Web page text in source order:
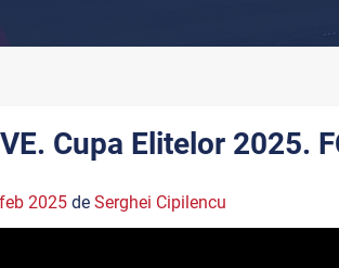
Cupa Elitelor 2025.
2025de Serghei Cipilencu